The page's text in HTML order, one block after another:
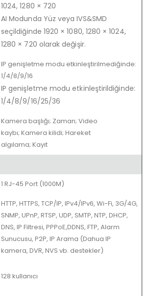
1024, 1280 × 720
AI Modunda Yüz veya IVS&SMD
seçildiğinde 1920 × 1080, 1280 × 1024,
1280 × 720 olarak değişir.
IP genişletme modu etkinleştirilmediğinde:
1/4/8/9/16
IP genişletme modu etkinleştirildiğinde:
1/4/8/9/16/25/36
Kamera başlığı; Zaman; Video
kaybı; Kamera kilidi; Hareket
algılama; Kayıt
1 RJ-45 Port (1000M)
HTTP, HTTPS, TCP/IP, IPv4/IPv6, Wi-Fi, 3G/4G,
SNMP, UPnP, RTSP, UDP, SMTP, NTP, DHCP,
DNS, IP Filtresi, PPPoE,DDNS, FTP, Alarm
Sunucusu, P2P, IP Arama (Dahua IP
kamera, DVR, NVS vb. destekler)
128 kullanıcı